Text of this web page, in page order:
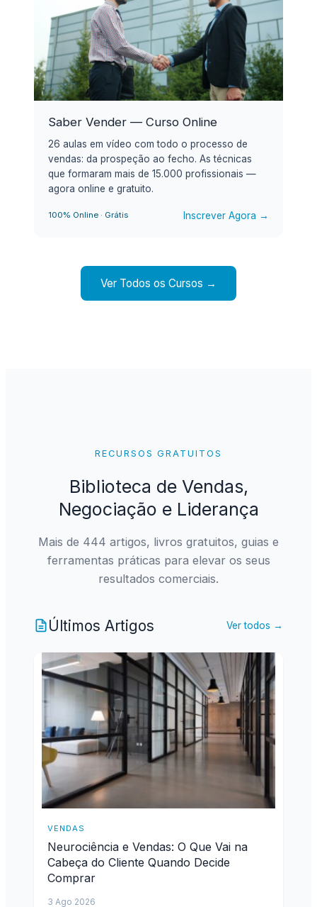
Saber Vender — Curso Online
26 aulas em vídeo com todo o processo de
vendas: da prospeção ao fecho. As técnicas
que formaram mais de 15.000 profissionais —
agora online e gratuito.
100% Online · Grátis Inscrever Agora →
Ver Todos os Cursos →
RECURSOS GRATUITOS
Biblioteca de Vendas,
Negociação e Liderança
Mais de 444 artigos, livros gratuitos, guias e
ferramentas práticas para elevar os seus
resultados comerciais.
Últimos Artigos Ver todos →
VENDAS
Neurociência e Vendas: O Que Vai na
Cabeça do Cliente Quando Decide
Comprar
3 Ago 2026